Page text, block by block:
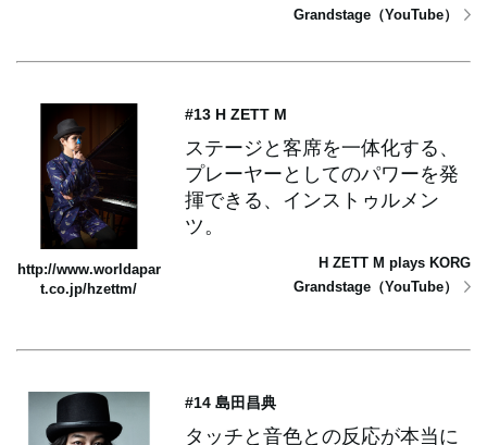
Grandstage（YouTube）
http://www.worldapar
t.co.jp/hzettm/
#13 H ZETT M
ステージと客席を一体化する、
プレーヤーとしてのパワーを発
揮できる、インストゥルメン
ツ。
H ZETT M plays KORG
Grandstage（YouTube）
#14 島田昌典
タッチと音色との反応が本当に